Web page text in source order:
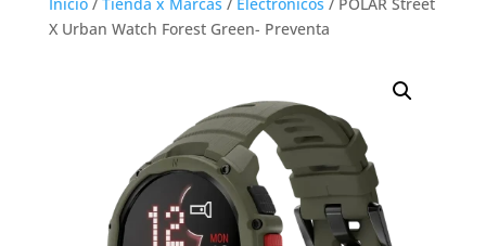
X Urban Watch Forest Green- Preventa